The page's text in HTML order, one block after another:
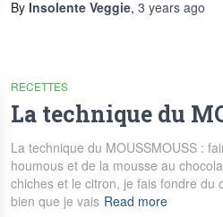
By Insolente Veggie, 3 years ago
RECETTES
La technique du
La technique du MOUSSMOUSS :
houmous et de la mousse au
chiches et le citron, je fais fondre du
bien que je vais Read more